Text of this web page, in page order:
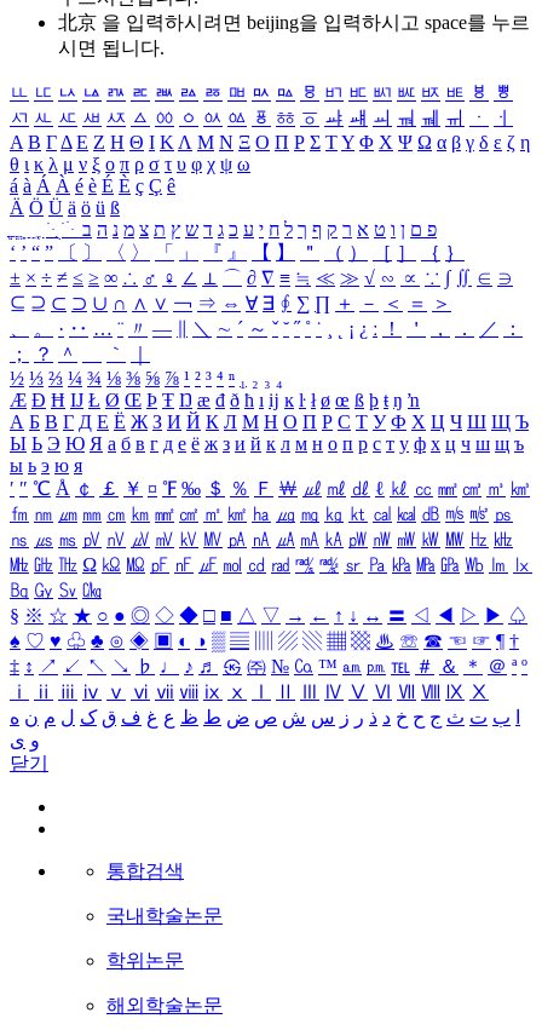
北京 을 입력하시려면 beijing을 입력하시고 space를 누르
시면 됩니다.
ㅥ ㅦ ㅧ ㅨ ㅩ ㅪ ㅫ ㅬ ㅭ ㅮ ㅯ ㅰ ㅱ ㅲ ㅳ ㅴ ㅵ ㅶ ㅷ ㅸ
ㅹ
ㅺ ㅻ ㅼ ㅽ ㅾ ㅿ ㆀ ㆁ ㆂ ㆃ ㆄ ㆅ ㆆ ㆇ ㆈ ㆉ ㆊ ㆋ ㆌ ㆍ
ㆎ
Α Β ΓΔ Ε Ζ Η Θ Ι ΚΛ Μ Ν Ξ Ο Π Ρ Σ ΤΥ Φ Χ Ψ Ω α β γ δ ε ζ η
θ ι κ λ μ ν ξ ο π ρ σ τ υ φ χ ψ ω
á à Á À é è É È ç Ç ê
Ä Ö Ü ä ö ü ß
ִֶֹ ֻּ ׁׂ פ ם ן ו ט א ר ק ף ך ל ח י ע כ ג ד ש ץ ת צ מ נ ה ב
‘ ’ “ ” 〔 〕 〈 〉 「 」 『 』 【 】 ＂ （ ） ［ ］ ｛ ｝
± × ÷ ≠ ≤ ≥ ∞ ∴ ♂ ♀ ∠ ⊥ ⌒ ∂ ∇ ≡ ≒ ≪ ≫ √ ∽ ∝ ∵ ∫ ∬ ∈ ∋
⊆ ⊇ ⊂ ⊃ ∪ ∩ ∧ ∨ ￢ ⇒ ⇔ ∀ ∃ ∮ ∑ ∏ ＋ － ＜ ＝
＞
、
。 · ‥ … ¨ 〃 ― ＼ ∼ ´ ～ ˇ ˘ ˝ ˚ ˙ ¸ ¡ ¿ ː ！ ＇ ， ． ／
：
；
？ ＾ ｀
½ ⅓ ⅔ ¼ ¾ ⅛ ⅜ ⅝ ⅞ ¹ ² ³ ⁴ ⁿ ₁ ₂ ₃ ₄
Æ Ð Ħ Ĳ Ł Ø Œ Þ Ŧ Ŋ æ đ ð ħ ı ĳ ĸ ŀ ł ø œ ß þ ŧ ŋ ŉ
А Б В Г Д Е Ё Ж З И Й К Л М Н О П Р С Т У Ф Х Ц Ч Ш Щ Ъ
Ы Ь Э Ю Я а б в г д е ё ж з и й к л м н о п р с т у ф х ц ч ш щ ъ
ы ь э ю я
′ ″ ℃ Å ￠ ￡ ￥ ¤ ℉ ‰ ＄ ％ Ｆ ￦ ㎕ ㎖ ㎗ ℓ ㎘ ㏄ ㎣ ㎤ ㎥ ㎦
㎙ ㎚ ㎛ ㎜ ㎝ ㎞ ㎟ ㎠ ㎡ ㎢ ㏊ ㎍ ㎎ ㎏ ㏏ ㎈ ㎉ ㏈ ㎧ ㎨ ㎰
㎱ ㎲ ㎳ ㎴ ㎵ ㎶ ㎷ ㎸ ㎹ ㎀ ㎁ ㎂ ㎃ ㎄ ㎺ ㎻ ㎽ ㎾ ㎿ ㎐ ㎑
㎒ ㎓ ㎔ Ω ㏀ ㏁ ㎊ ㎋ ㎌ ㏖ ㏅ ㎭ ㎮ ㎯ ㏛ ㎩ ㎪ ㎫ ㎬ ㏝ ㏐
㏓
㏃ ㏉ ㏜ ㏆
§ ※ ☆ ★ ○ ● ◎ ◇ ◆ □ ■ △ ▽ → ← ↑ ↓ ↔ 〓 ◁ ◀ ▷ ▶ ♤
♠ ♡ ♥ ♧ ♣ ⊙ ◈ ▣ ◐ ◑ ▒ ▤ ▨ ▧ ▦ ▩ ♨ ☏ ☎ ☜ ☞ ¶ †
‡ ↕ ↗ ↙ ↖ ↘ ♭ ♩ ♪ ♬ ㉿ ㈜ № ㏇ ™ ㏂ ㏘ ℡ ＃ ＆ ＊ ＠ ª º
ⅰ
ⅱ ⅲ ⅳ ⅴ ⅵ ⅶ ⅷ ⅸ ⅹ Ⅳ Ⅴ Ⅵ Ⅶ Ⅷ Ⅸ Ⅹ
ب ت ث ج ح خ د ذ ر ز س ش ص ض ط ظ ع غ ف ق ک ل م ن ه
و ی
닫기
통합검색
국내학술논문
학위논문
해외학술논문